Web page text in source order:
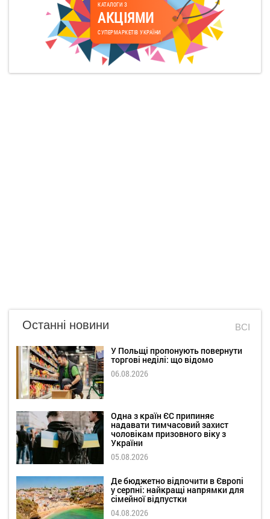
КАТАЛОГИ З
АКЦІЯМИ
СУПЕРМАРКЕТІВ УКРАЇНИ
Останні новини ВСІ
У Польщі пропонують повернути
торгові неділі: що відомо
06.08.2026
Одна з країн ЄС припиняє
надавати тимчасовий захист
чоловікам призовного віку з
України
05.08.2026
Де бюджетно відпочити в Європі
у серпні: найкращі напрямки для
сімейної відпустки
04.08.2026